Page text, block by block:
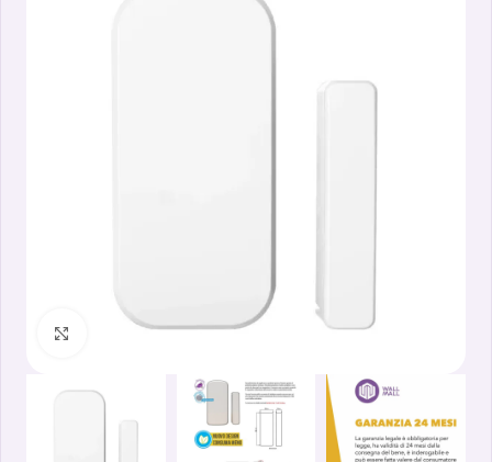
Clicca per ingrandire